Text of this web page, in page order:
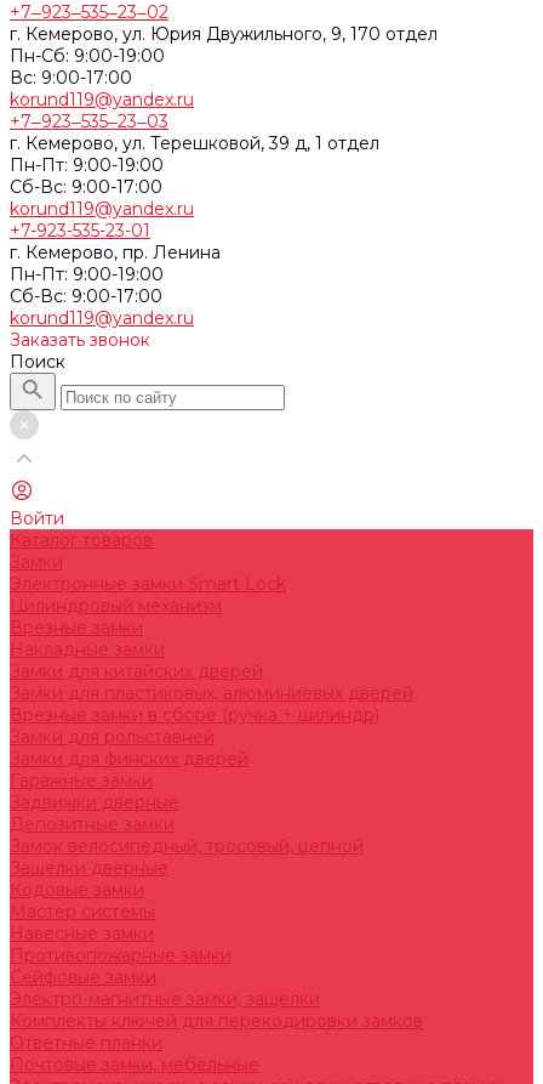
+7‒923‒535‒23‒02
г. Кемерово, ул. Юрия Двужильного, 9, 170 отдел
Пн-Сб: 9:00-19:00
Вс: 9:00-17:00
korund119@yandex.ru
+7‒923‒535‒23‒03
г. Кемерово, ул. Терешковой, 39 д, 1 отдел
Пн-Пт: 9:00-19:00
Cб-Вс: 9:00-17:00
korund119@yandex.ru
+7-923-535-23-01
г. Кемерово, пр. Ленина
Пн-Пт: 9:00-19:00
Cб-Вс: 9:00-17:00
korund119@yandex.ru
Заказать звонок
Поиск
Войти
Каталог товаров
Замки
Электронные замки Smart Lock
Цилиндровый механизм
Врезные замки
Накладные замки
Замки для китайских дверей
Замки для пластиковых, алюминиевых дверей
Врезные замки в сборе (ручка + цилиндр)
Замки для рольставней
Замки для финских дверей
Гаражные замки
Задвижки дверные
Депозитные замки
Замок велосипедный, тросовый, цепной
Защелки дверные
Кодовые замки
Мастер системы
Навесные замки
Противопожарные замки
Сейфовые замки
Электро-магнитные замки, защелки
Комплекты ключей для перекодировки замков
Ответные планки
Почтовые замки, мебельные